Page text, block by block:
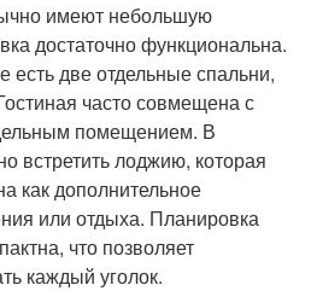
имеют небольшую
достаточно функциональна.
есть две отдельные спальни,
часто совмещена с
помещением. В
встретить лоджию, которая
как дополнительное
или отдыха. Планировка
что позволяет
каждый уголок.